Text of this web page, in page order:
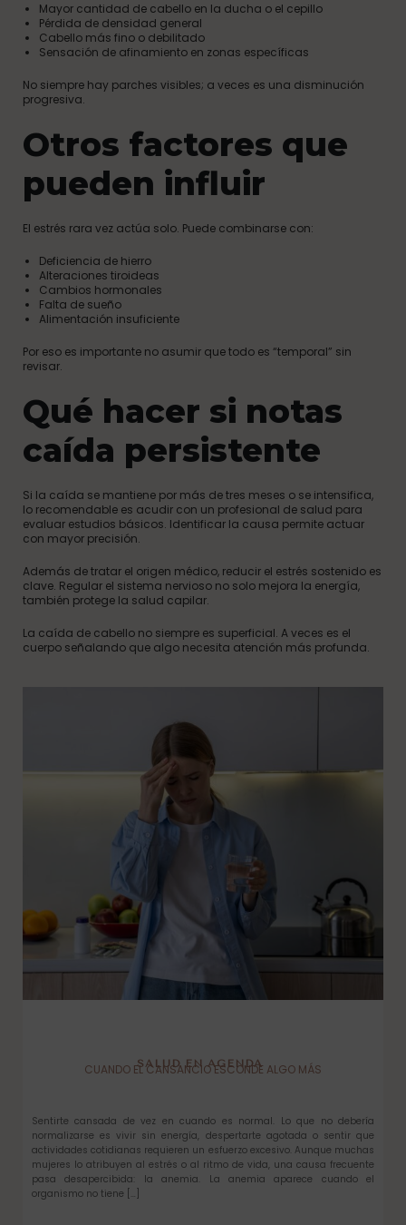
Mayor cantidad de cabello en la ducha o el cepillo
Pérdida de densidad general
Cabello más fino o debilitado
Sensación de afinamiento en zonas específicas
No siempre hay parches visibles; a veces es una disminución
progresiva.
Otros factores que
pueden influir
El estrés rara vez actúa solo. Puede combinarse con:
Deficiencia de hierro
Alteraciones tiroideas
Cambios hormonales
Falta de sueño
Alimentación insuficiente
Por eso es importante no asumir que todo es “temporal” sin
revisar.
Qué hacer si notas
caída persistente
Si la caída se mantiene por más de tres meses o se intensifica,
lo recomendable es acudir con un profesional de salud para
evaluar estudios básicos. Identificar la causa permite actuar
con mayor precisión.
Además de tratar el origen médico, reducir el estrés sostenido es
clave. Regular el sistema nervioso no solo mejora la energía,
también protege la salud capilar.
La caída de cabello no siempre es superficial. A veces es el
cuerpo señalando que algo necesita atención más profunda.
SALUD EN AGENDA
CUANDO EL CANSANCIO ESCONDE ALGO MÁS
Sentirte cansada de vez en cuando es normal. Lo que no debería
normalizarse es vivir sin energía, despertarte agotada o sentir que
actividades cotidianas requieren un esfuerzo excesivo. Aunque muchas
mujeres lo atribuyen al estrés o al ritmo de vida, una causa frecuente
pasa desapercibida: la anemia. La anemia aparece cuando el
organismo no tiene […]